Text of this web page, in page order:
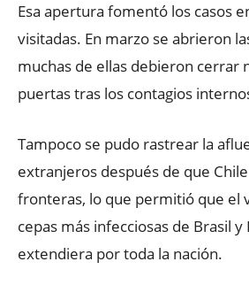
Esa apertura fomentó los casos
visitadas. En marzo se abrieron
muchas de ellas debieron cerrar
puertas tras los contagios
Tampoco se pudo rastrear la
extranjeros después de que
fronteras, lo que permitió que el
cepas más infecciosas de Brasil y
extendiera por toda la nación.